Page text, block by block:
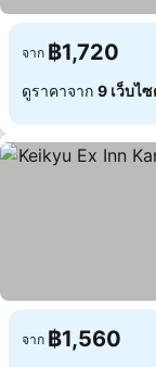
จาก ฿1,720
ดูราคาจาก 9 เว็บไ
จาก ฿1,560